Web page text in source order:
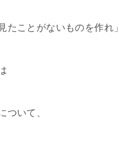
たことがないものを作れ」
ついて、